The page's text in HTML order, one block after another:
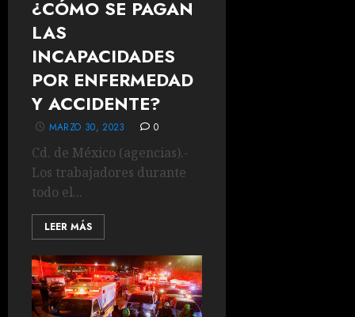
¿CÓMO SE PAGAN
LAS
INCAPACIDADES
POR ENFERMEDAD
Y ACCIDENTE?
MARZO 30, 2023 0
Cd. de México (agencias).-
Los trabajadores durante
todo el...
LEER MÁS